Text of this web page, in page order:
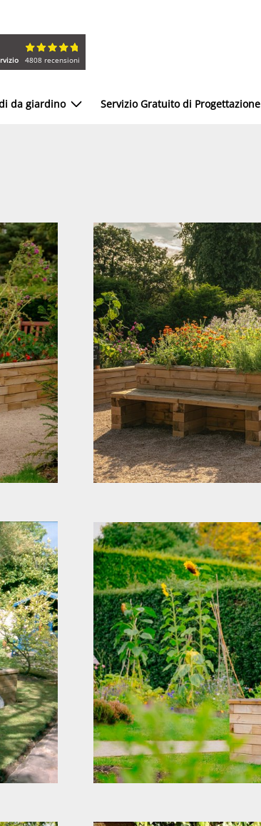
4808 recensioni
da giardino Servizio Gratuito di Progettazione